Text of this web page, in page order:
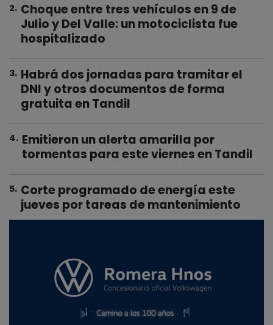
2. Choque entre tres vehículos en 9 de
Julio y Del Valle: un motociclista fue
hospitalizado
3. Habrá dos jornadas para tramitar el
DNI y otros documentos de forma
gratuita en Tandil
4. Emitieron un alerta amarilla por
tormentas para este viernes en Tandil
5. Corte programado de energía este
jueves por tareas de mantenimiento